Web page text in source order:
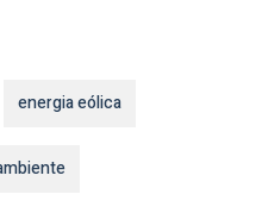
energia eólica